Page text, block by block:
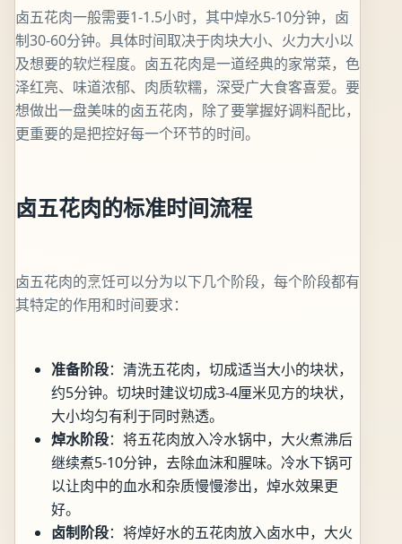
卤五花肉一般需要1-1.5小时，其中焯水5-10分钟，卤
制30-60分钟。具体时间取决于肉块大小、火力大小以
及想要的软烂程度。卤五花肉是一道经典的家常菜，色
泽红亮、味道浓郁、肉质软糯，深受广大食客喜爱。要
想做出一盘美味的卤五花肉，除了要掌握好调料配比，
更重要的是把控好每一个环节的时间。
卤五花肉的标准时间流程
卤五花肉的烹饪可以分为以下几个阶段，每个阶段都有
其特定的作用和时间要求：
准备阶段：清洗五花肉，切成适当大小的块状，
约5分钟。切块时建议切成3-4厘米见方的块状，
大小均匀有利于同时熟透。
焯水阶段：将五花肉放入冷水锅中，大火煮沸后
继续煮5-10分钟，去除血沫和腥味。冷水下锅可
以让肉中的血水和杂质慢慢渗出，焯水效果更
好。
卤制阶段：将焯好水的五花肉放入卤水中，大火